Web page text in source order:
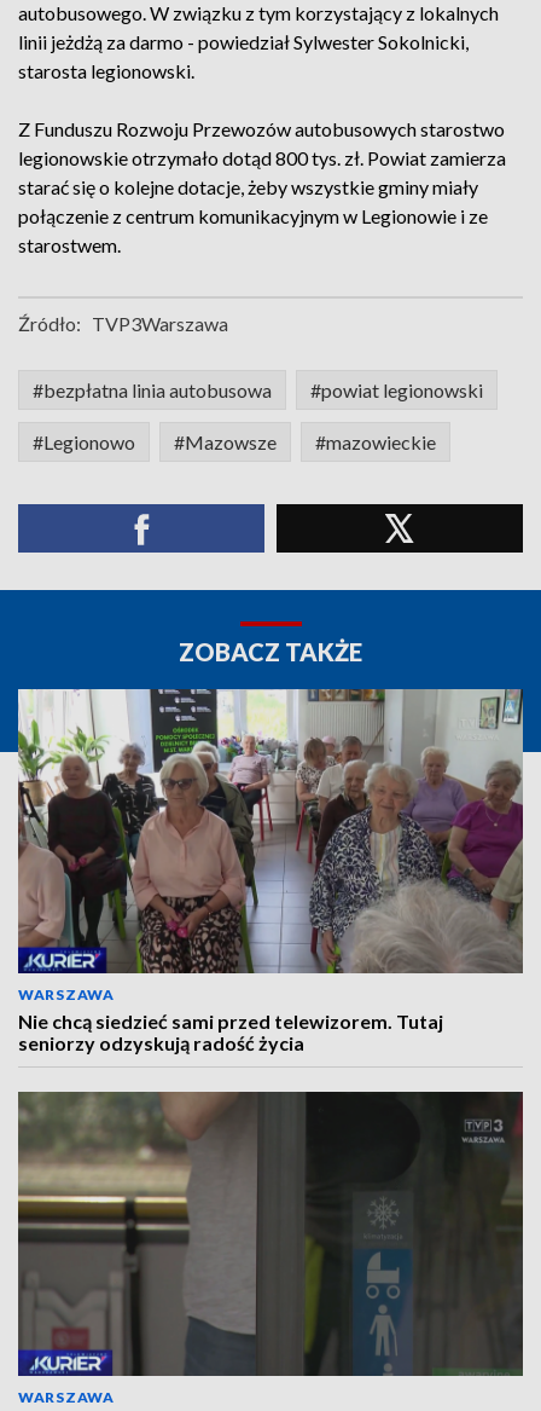
autobusowego. W związku z tym korzystający z lokalnych
linii jeżdżą za darmo - powiedział Sylwester Sokolnicki,
starosta legionowski.
Z Funduszu Rozwoju Przewozów autobusowych starostwo
legionowskie otrzymało dotąd 800 tys. zł. Powiat zamierza
starać się o kolejne dotacje, żeby wszystkie gminy miały
połączenie z centrum komunikacyjnym w Legionowie i ze
starostwem.
Źródło: TVP3Warszawa
#bezpłatna linia autobusowa #powiat legionowski
#Legionowo #Mazowsze #mazowieckie
ZOBACZ TAKŻE
WARSZAWA
Nie chcą siedzieć sami przed telewizorem. Tutaj
seniorzy odzyskują radość życia
WARSZAWA